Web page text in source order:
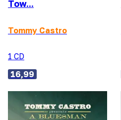
Tow...
Tommy Castro
1 CD
16,99